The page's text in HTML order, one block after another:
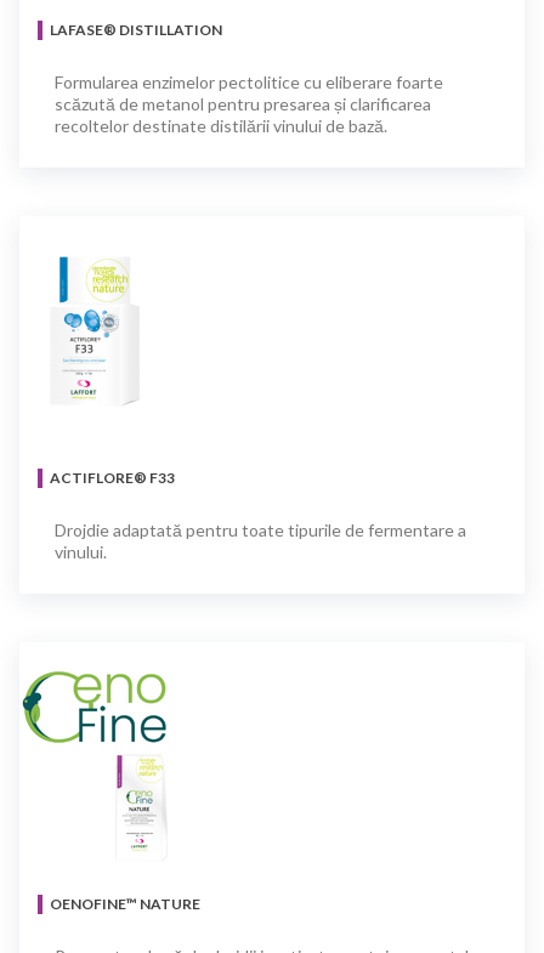
LAFASE® DISTILLATION
Formularea enzimelor pectolitice cu eliberare foarte
scăzută de metanol pentru presarea și clarificarea
recoltelor destinate distilării vinului de bază.
ACTIFLORE® F33
Drojdie adaptată pentru toate tipurile de fermentare a
vinului.
OENOFINE™ NATURE